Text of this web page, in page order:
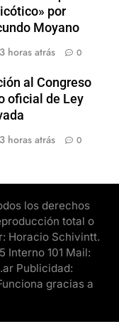
por
Moyano
horas atrás 0
al Congreso
oficial de Ley
horas atrás 0
los derechos
total o
Horacio Schivintt.
Interno 101 Mail:
Publicidad:
gracias a